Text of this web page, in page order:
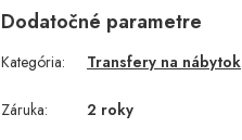
Dodatočné parametre
Kategória: Transfery na nábytok
Záruka: 2 roky